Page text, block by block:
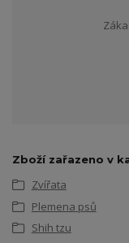
Zboží zařazeno v
Zvířata
Plemena psů
Shih tzu